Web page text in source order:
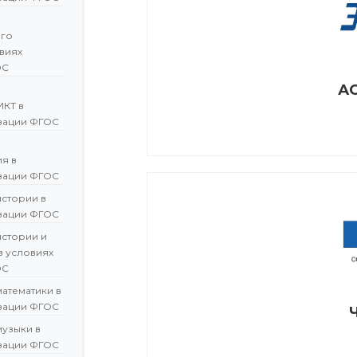
в
ФГОС
в
ФГОС
в
ФГОС
и
условиях
в
ФГОС
в
ФГОС